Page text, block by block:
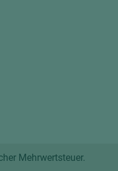
Mehrwertsteuer.